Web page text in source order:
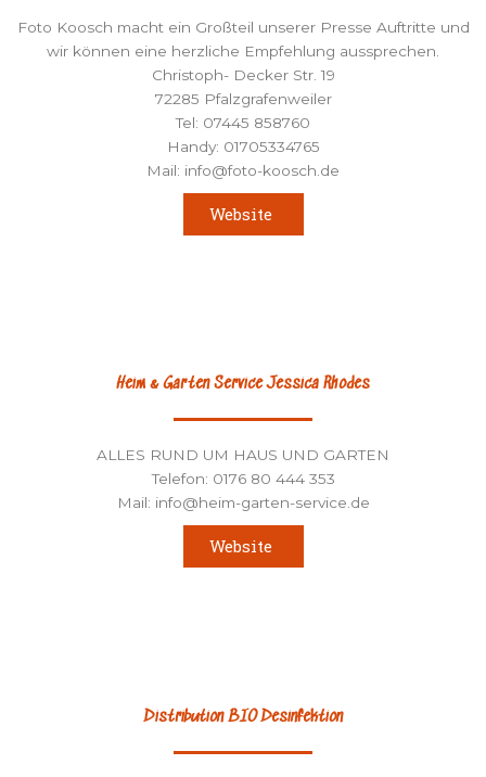
Foto Koosch macht ein Großteil unserer Presse Auftritte und
wir können eine herzliche Empfehlung aussprechen.
Christoph- Decker Str. 19
72285 Pfalzgrafenweiler
Tel: 07445 858760
Handy: 01705334765
Mail: info@foto-koosch.de
Website
Heim & Garten Service Jessica Rhodes
ALLES RUND UM HAUS UND GARTEN
Telefon: 0176 80 444 353
Mail: info@heim-garten-service.de
Website
Distribution BIO Desinfektion